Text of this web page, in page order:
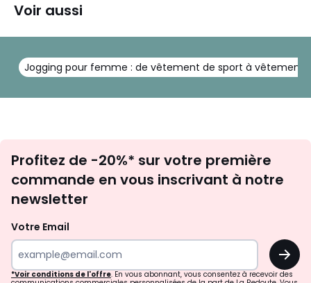
Voir aussi
Jogging pour femme : de vêtement de sport à vêtement
newsletter
Profitez de -20%* sur votre première
commande en vous inscrivant à notre
newsletter
Votre Email
OK
*Voir conditions de l'offre. En vous abonnant, vous consentez à recevoir des